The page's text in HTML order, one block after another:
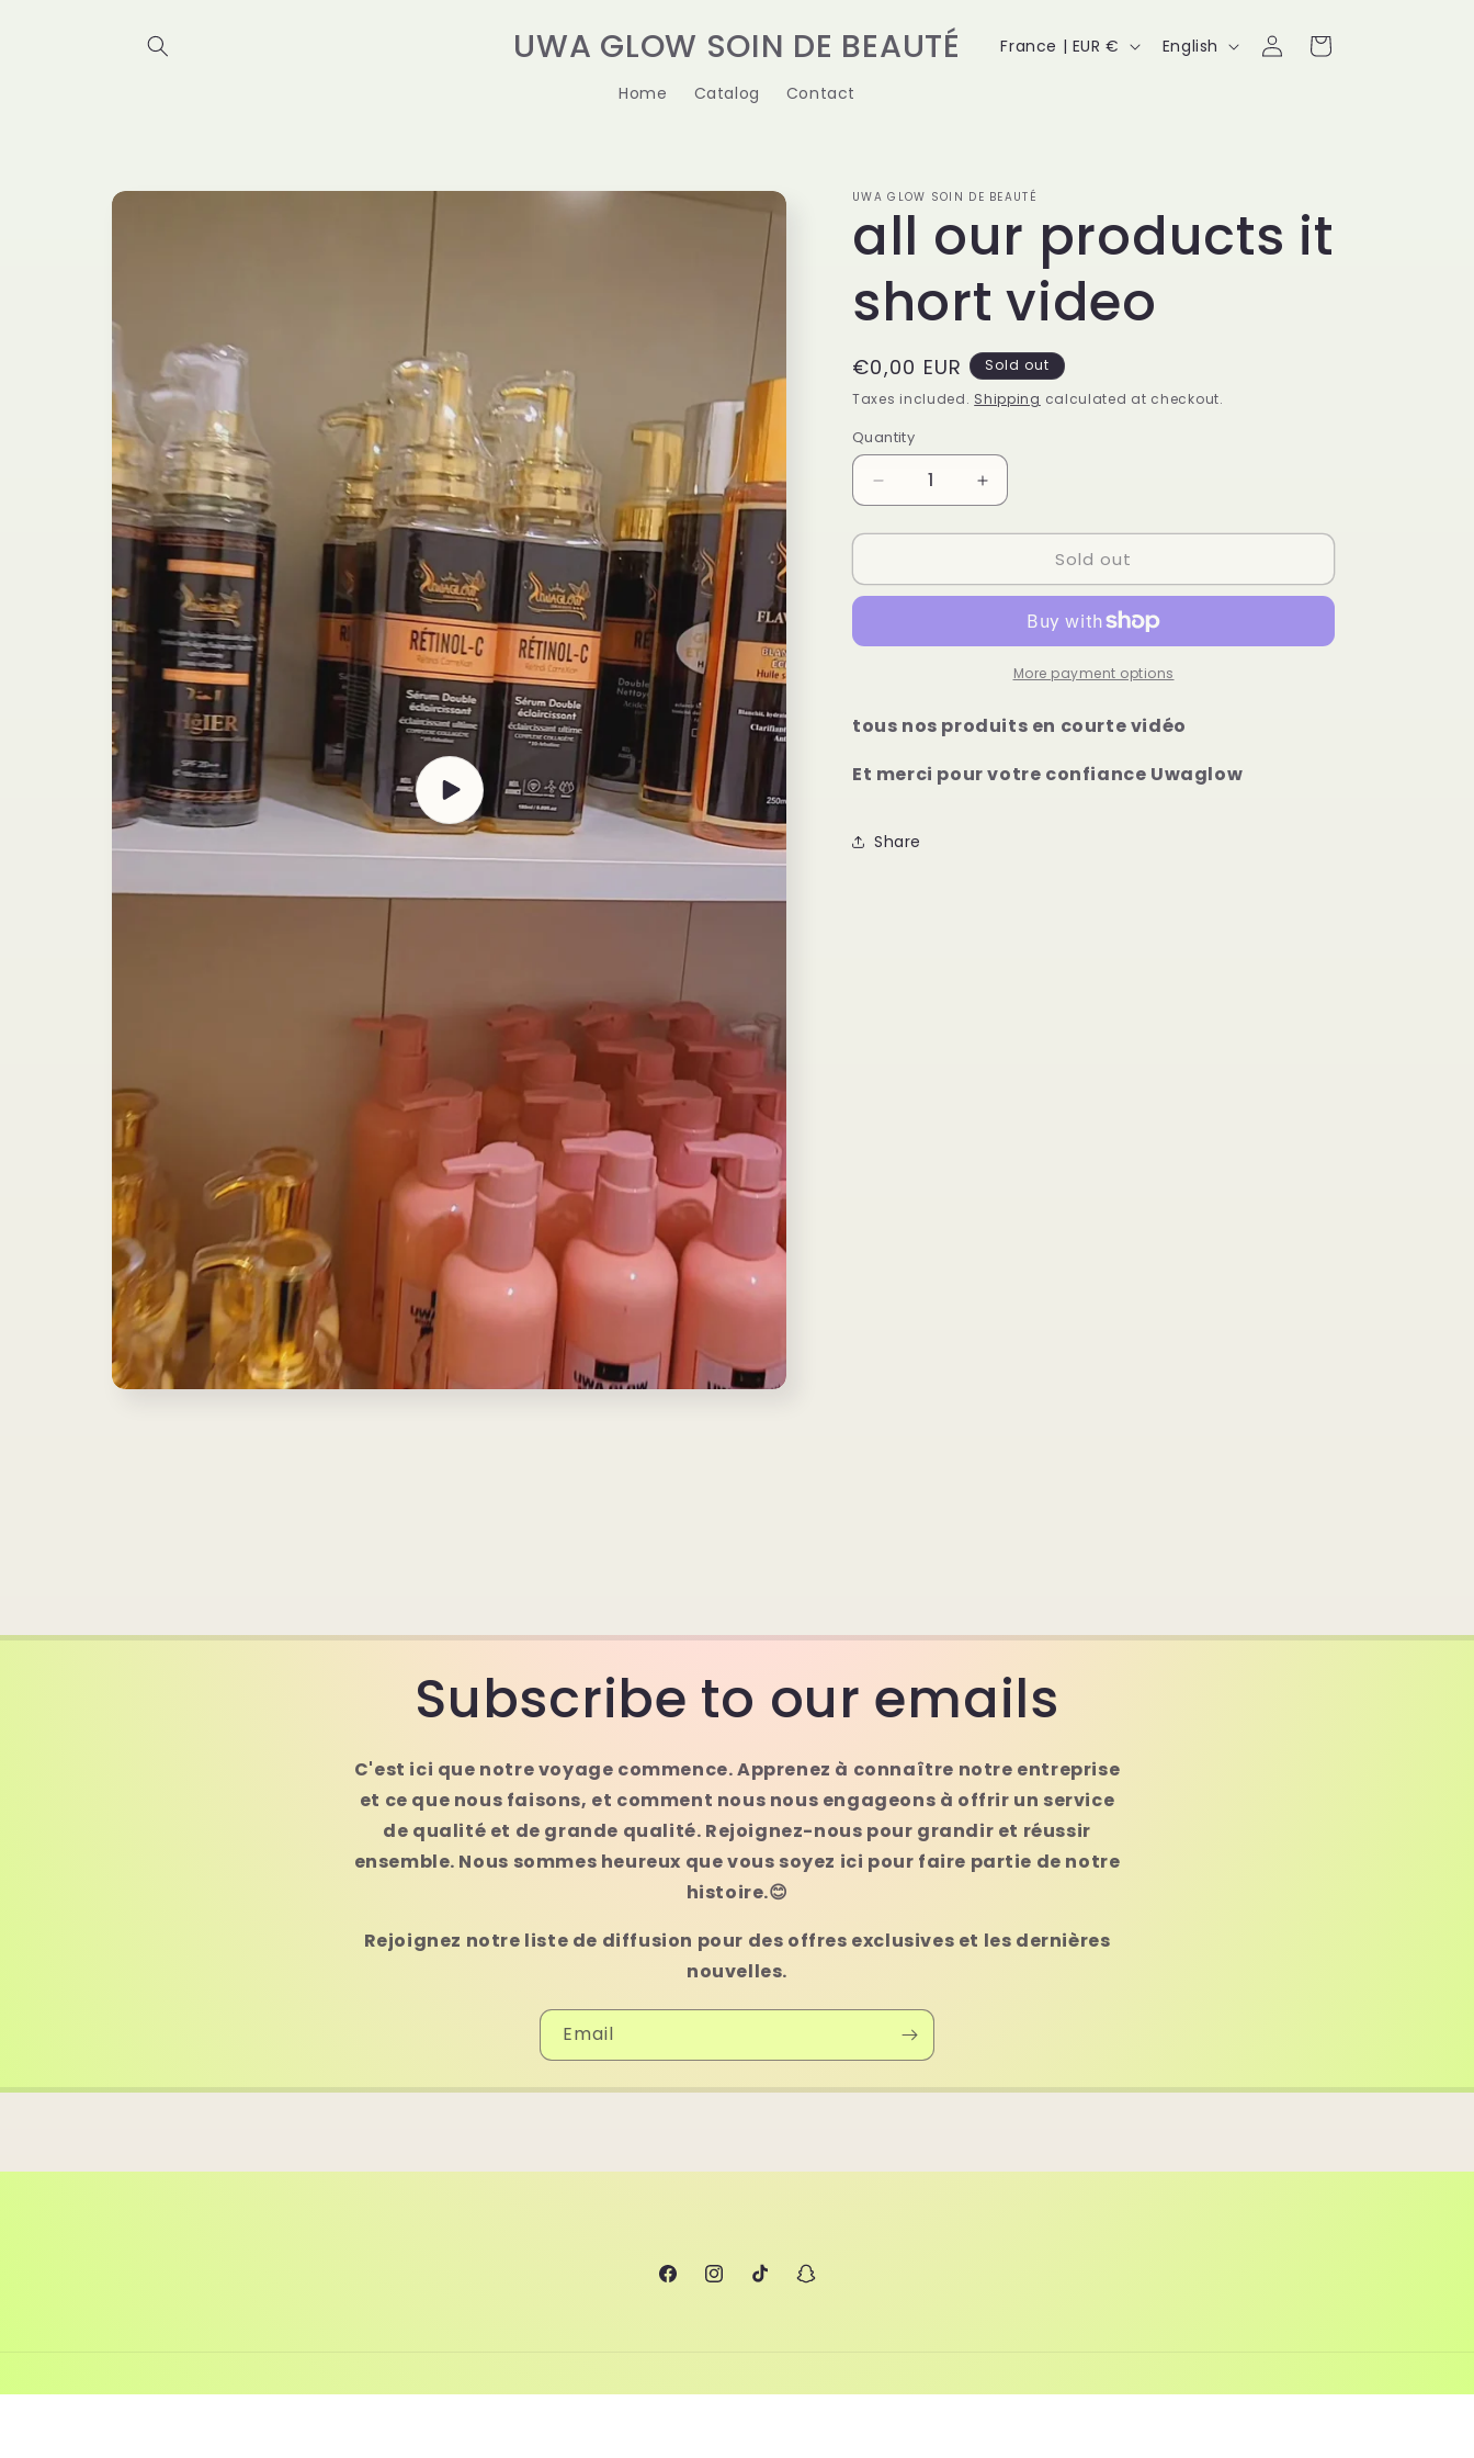
UWA GLOW SOIN DE BEAUTÉ
Home Catalog Contact
C
t
r
/
r
e
i
o
n
France | EUR €
L
a
e
English
Log
in
Cart
Skip to
Play
video
UWA GLOW SOIN DE BEAUTÉ
all our products it
short video
Regular
price
€0,00 EUR
Sold out
Taxes included. Shipping calculated at checkout.
Quantity
Decrease
quantity
for
our
short
Increase
quantity
for
our
short
video
Sold out
More payment options
tous nos produits en courte vidéo
Et merci pour votre confiance Uwaglow
Share
Subscribe to our emails
C'est ici que notre voyage commence. Apprenez à connaître notre entreprise
et ce que nous faisons, et comment nous nous engageons à offrir un service
de qualité et de grande qualité. Rejoignez-nous pour grandir et réussir
ensemble. Nous sommes heureux que vous soyez ici pour faire partie de notre
histoire.😊
Rejoignez notre liste de diffusion pour des offres exclusives et les dernières
nouvelles.
Email
FacebookInstagramTikTokSnapchat